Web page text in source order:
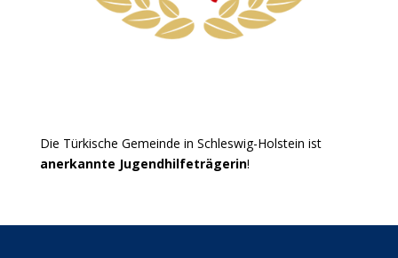
Die Türkische Gemeinde in Schleswig-Holstein ist
anerkannte Jugendhilfeträgerin!